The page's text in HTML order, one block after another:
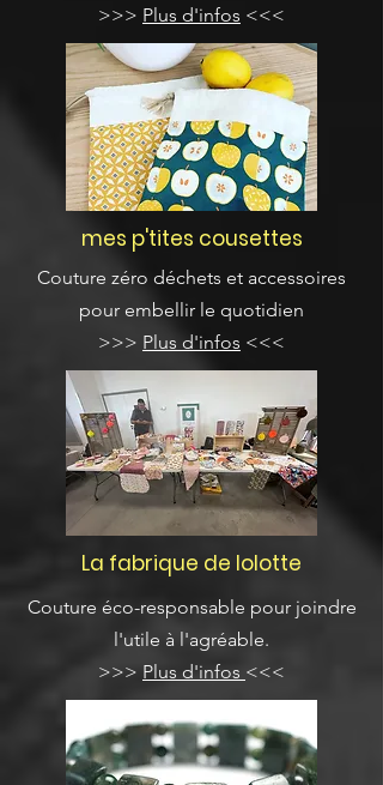
>>> Plus d'infos <<<
mes p'tites cousettes
Couture zéro déchets et accessoires
pour embellir le quotidien
>>> Plus d'infos <<<
La fabrique de lolotte
Couture éco-responsable pour joindre
l'utile à l'agréable.
>>> Plus d'infos <<<